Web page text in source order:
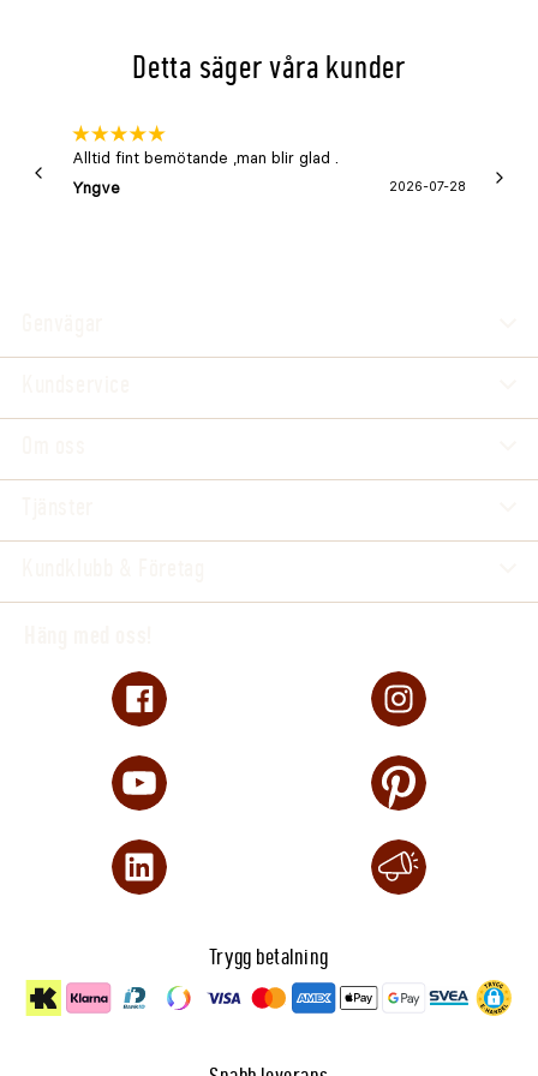
Detta säger våra kunder
Alltid fint bemötande ,man blir glad .
Yngve
2026-07-28
Trygg betalning